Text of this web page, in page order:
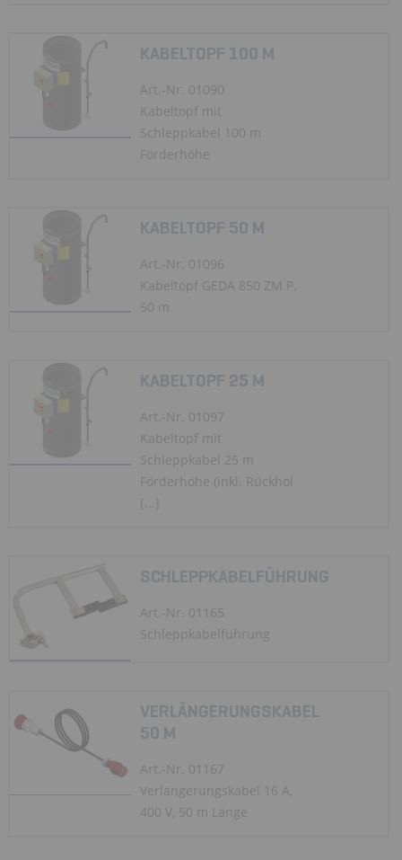
KABELTOPF 100 M
Art.-Nr. 01090
Kabeltopf mit
Schleppkabel 100 m
Förderhöhe
KABELTOPF 50 M
Art.-Nr. 01096
Kabeltopf GEDA 850 ZM P,
50 m
KABELTOPF 25 M
Art.-Nr. 01097
Kabeltopf mit
Schleppkabel 25 m
Förderhöhe (inkl. Rückhol
[...]
SCHLEPPKABELFÜHRUNG
Art.-Nr. 01165
Schleppkabelführung
VERLÄNGERUNGSKABEL
50 M
Art.-Nr. 01167
Verlängerungskabel 16 A,
400 V, 50 m Länge